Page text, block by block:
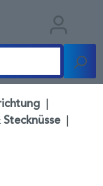
|
|